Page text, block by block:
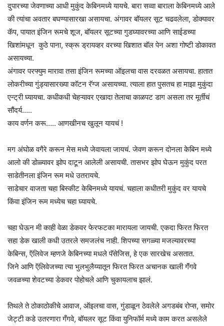
दुपारच्या जेवणाच्या आधी मुकुंद केबिनमध्ये यायचे. बारा सव्वा बाराला केबिनमध्ये आले
की त्यांचा अवतार बघण्यासारखा असायचा. अंगावर बॉयलर सूट चढवलेला, डोक्यावर
कॅप, पायात इंजिन रूमचे शूज, बॉयलर सूटच्या गुडघ्यावरच्या आणि साईडच्या
खिशांमधून कुठे पाना, स्क्रू ड्रायव्हर वरच्या खिशात बॉल पेन अशा गोष्टी डोकावत
असायच्या.
अंगावर परफ्युम मारावा तसा इंजिन रूमच्या ऑइलचा वास दरवळत असायचा. हातात
लोकरीच्या गुंड्यासारख्या कॉटन रॅग्ज असायच्या. त्याला हात पुसतच हा माझा मुकुंदा
एन्ट्री घ्यायचा. कधीकधी चेहऱ्यावर एखादा तेलाचा काळपट डाग असला तर मूर्तीचं
सौंदर्य…..
काय वर्णन करू….. आणखीनच खुलून यायचं !
मग अंघोळ वगैरे करून मेस मध्ये जेवायला जायचं. जेवण करून दोनला केबिन मध्ये
आलो की डोळ्यावर झोप दाटून आलेली असायची. तासभर झोप घेऊन मुकुंद परत
साडेतीनला इंजिन रूम मधे उतरायचे.
साडेचार वाजता चहा बिस्कीट केबिनमध्ये यायचं. चहाला कधीतरी मुकुंद वर यायचे
किंवा इंजिन रूम मध्येच चहा घ्यायचे.
चहा घेऊन मी काही वेळा डेकवर फेरफटका मारायला जायची. एकदा फिरत फिरत
सहा डेक खाली कधी उतरले समजलंच नाही. शिपच्या सगळ्या मजल्यावरच्या
केबिन्स, ऍलिवेज म्हणजे केबिनच्या मधले पॅसेजिस, हे एक सारखेच असतात.
जिने आणि ऍलिवेजच्या त्या भुलभुलैय्यातून फिरत फिरत अचानक खाली गॅंगवे
जवळच्या शेवटच्या डेकवर पोहोचले आणि चुकायलाच झालं.
तिथले ते ठोकाठोकीचे आवाज, ऑइलचा वास, गुंडाळून ठेवलेले अगडबंब रोप्स, समोर
जेट्टी कडे उतरणारा गँगवे, बॉयलर सूट किंवा युनिफॉर्म मध्ये काम करत असलेले